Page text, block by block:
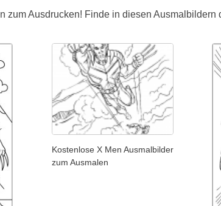
zum Ausdrucken! Finde in diesen
Kostenlose X Men Ausmalbilder
zum Ausmalen